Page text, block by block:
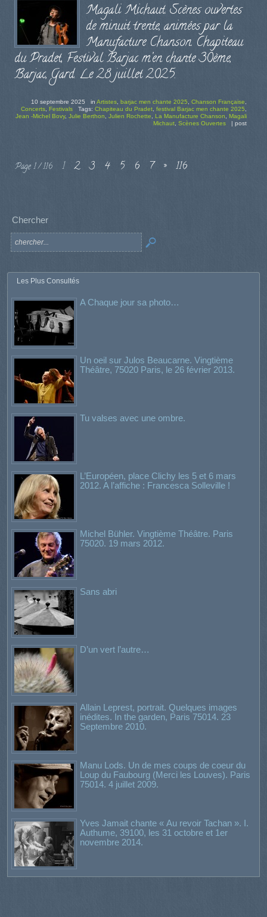
Magali Michaut. Scènes ouvertes
de minuit trente, animées par la
Manufacture Chanson. Chapiteau
du Pradet, Festival Barjac m’en chante 30ème,
Barjac, Gard. Le 28 juillet 2025.
10 septembre 2025 in Artistes barjac men chante 2025 Chanson Française
Concerts
Festivals Tags: Chapiteau du Pradet festival Barjac men chante 2025
Jean -Michel Bovy, Julie Berthon Julien Rochette La Manufacture Chanson
Magali
Michaut Scènes Ouvertes | post
Page 1 / 116 1 2 3 4 5 6 7 » 116
Chercher
Les Plus Consultés
A Chaque jour sa photo…
Un oeil sur Julos Beaucarne. Vingtième
Théâtre, 75020 Paris, le 26 février 2013.
Tu valses avec une ombre.
L’Européen, place Clichy les 5 et 6 mars
2012. A l’affiche : Francesca Solleville !
Michel Bühler. Vingtième Théâtre. Paris
75020. 19 mars 2012.
Sans abri
D’un vert l’autre…
Allain Leprest, portrait. Quelques images
inédites. In the garden, Paris 75014. 23
Septembre 2010.
Manu Lods. Un de mes coups de coeur du
Loup du Faubourg (Merci les Louves). Paris
75014. 4 juillet 2009.
Yves Jamait chante « Au revoir Tachan ». I.
Authume, 39100, les 31 octobre et 1er
novembre 2014.